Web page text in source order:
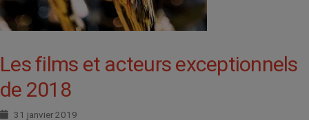
Les films et acteurs exceptionnels
de 2018
31 janvier 2019